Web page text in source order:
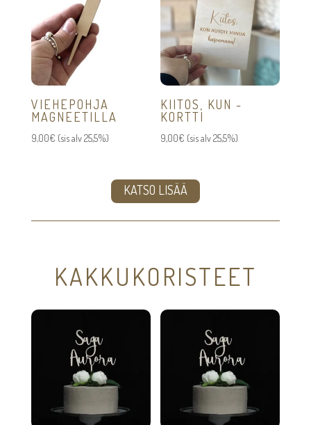
VIEHEPOHJA
MAGNEETILLA
9,00€ (sis alv 25,5%)
KIITOS, KUN -
KORTTI
9,00€ (sis alv 25,5%)
KATSO LISÄÄ
KAKKUKORISTEET